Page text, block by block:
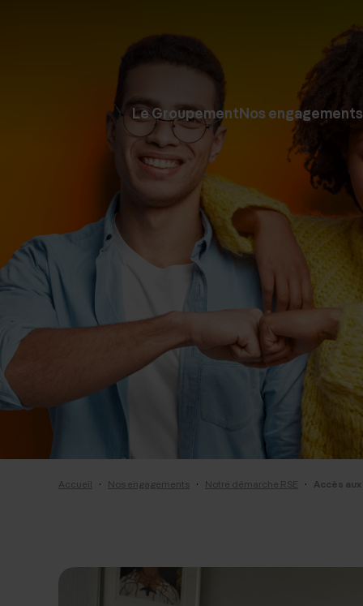
Le GroupementNos engagements
Accueil · Nos engagements · Notre démarche RSE · Accès